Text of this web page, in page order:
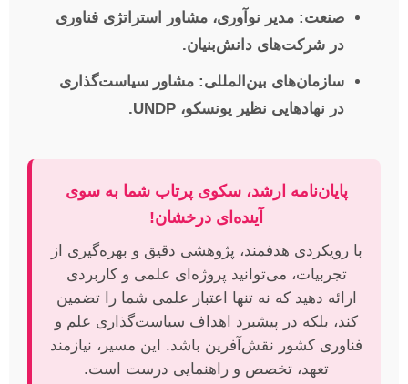
صنعت: مدیر نوآوری، مشاور استراتژی فناوری
در شرکت‌های دانش‌بنیان.
سازمان‌های بین‌المللی: مشاور سیاست‌گذاری
در نهادهایی نظیر یونسکو، UNDP.
پایان‌نامه ارشد، سکوی پرتاب شما به سوی
آینده‌ای درخشان!
با رویکردی هدفمند، پژوهشی دقیق و بهره‌گیری از
تجربیات، می‌توانید پروژه‌ای علمی و کاربردی
ارائه دهید که نه تنها اعتبار علمی شما را تضمین
کند، بلکه در پیشبرد اهداف سیاست‌گذاری علم و
فناوری کشور نقش‌آفرین باشد. این مسیر، نیازمند
تعهد، تخصص و راهنمایی درست است.